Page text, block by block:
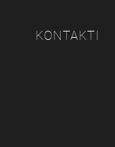
KONTAKTI